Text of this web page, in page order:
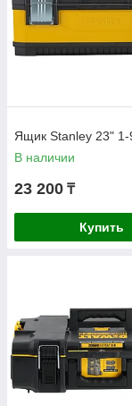
Ящик Stanley 23" 1-
В наличии
23 200 ₸
Купить